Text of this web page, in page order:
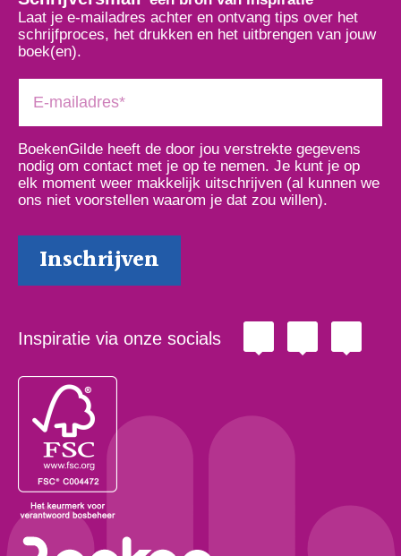
Laat je e-mailadres achter en ontvang tips over het
schrijfproces, het drukken en het uitbrengen van jouw
boek(en).
BoekenGilde heeft de door jou verstrekte gegevens
nodig om contact met je op te nemen. Je kunt je op
elk moment weer makkelijk uitschrijven (al kunnen we
ons niet voorstellen waarom je dat zou willen).
Inspiratie via onze socials